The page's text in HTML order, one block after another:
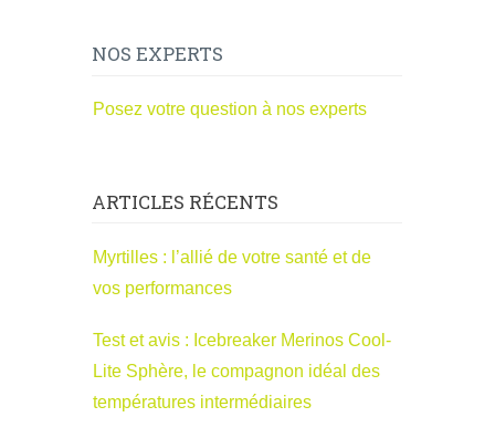
NOS EXPERTS
Posez votre question à nos experts
ARTICLES RÉCENTS
Myrtilles : l’allié de votre santé et de
vos performances
Test et avis : Icebreaker Merinos Cool-
Lite Sphère, le compagnon idéal des
températures intermédiaires